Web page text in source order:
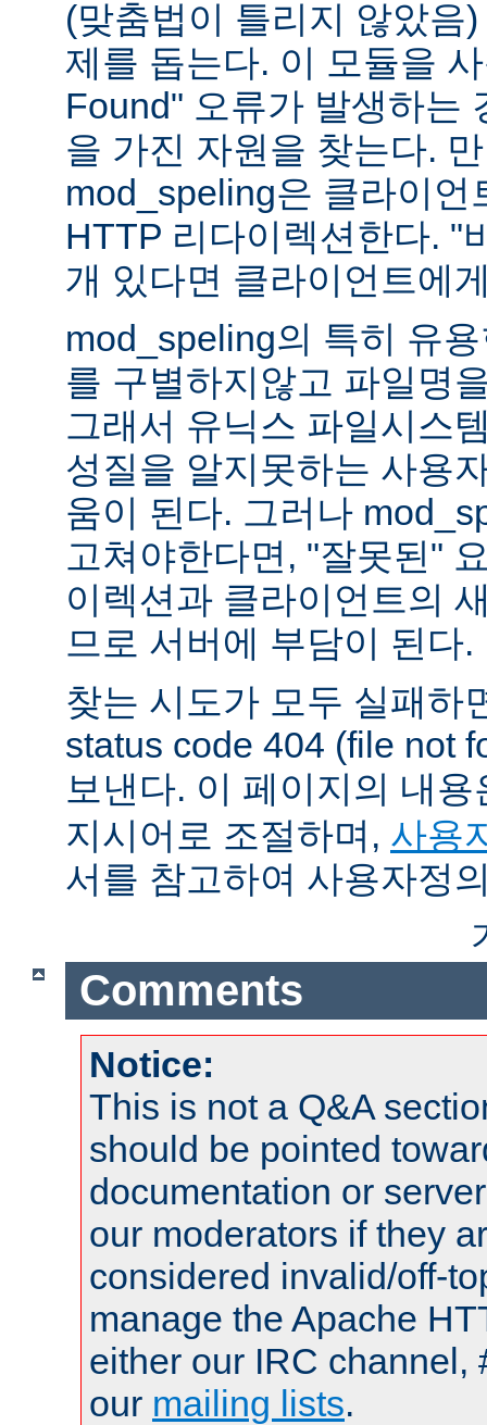
(맞춤법이 틀리지 않았음
제를 돕는다. 이 모듈을
Found" 오류가 발생하는
을 가진 자원을 찾는다.
mod_speling은 클라이언
HTTP 리다이렉션한다. "
개 있다면 클라이언트에
mod_speling의 특히 유
를 구별하지않고 파일명
그래서 유닉스 파일시스
성질을 알지못하는 사용
움이 된다. 그러나
고쳐야한다면, "잘못된"
이렉션과 클라이언트의
므로 서버에 부담이 된다.
찾는 시도가 모두 실패하
status code 404 (file not
보낸다. 이 페이지의 내
지시어로 조절하며, 사용
서를 참고하여 사용자정
Comments
Notice:
This is not a Q&A
should be pointed
documentation or
our moderators if they
considered invalid/off-
manage the Apache
either our IRC channel,
our mailing lists.